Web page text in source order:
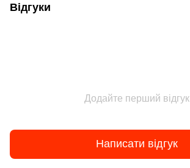
Відгуки
Додайте перший відгук
Написати відгук